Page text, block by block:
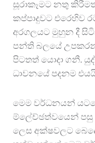
සූරාකෑමට නතු
කප්පාදුවට එරෙහිව
අරගලයට මුහුන දී
පන්ති බලයේ
පිටතත් යොදා ගනී.
ධාවනයේ පදනම
මෙම වර්ධනයන්
ම්ලේච්ඡත්වයෙන්
ලෙස අක්ෂවලට